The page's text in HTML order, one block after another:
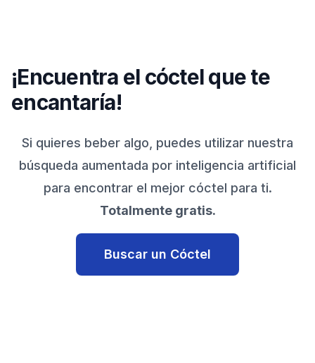
¡Encuentra el cóctel que te
encantaría!
Si quieres beber algo, puedes utilizar nuestra
búsqueda aumentada por inteligencia artificial
para encontrar el mejor cóctel para ti.
Totalmente gratis.
Buscar un Cóctel